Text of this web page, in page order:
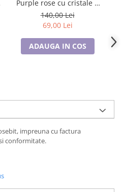
Purple rose cu cristale +
cercei asortati CADOU
140,00 Lei
69,00 Lei
ADAUGA IN COS
impreuna cu factura
conformitate.